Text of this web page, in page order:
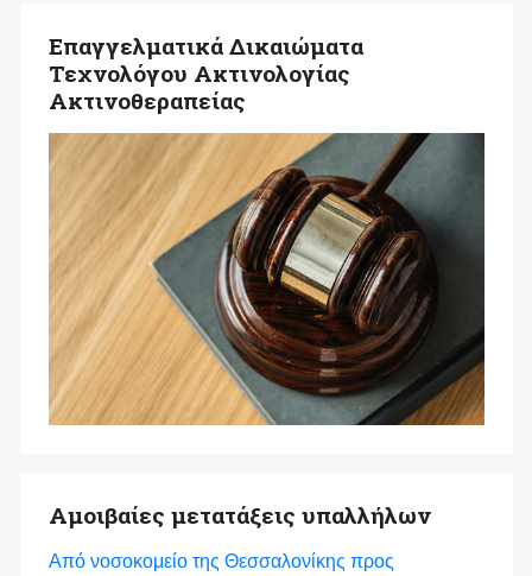
Επαγγελματικά Δικαιώματα
Τεχνολόγου Ακτινολογίας
Ακτινοθεραπείας
Αμοιβαίες μετατάξεις υπαλλήλων
Από νοσοκομείο της Θεσσαλονίκης προς